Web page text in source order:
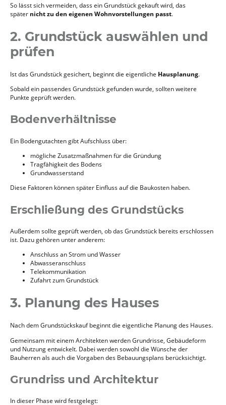
So lässt sich vermeiden, dass ein Grundstück gekauft wird, das
später nicht zu den eigenen Wohnvorstellungen passt.
2. Grundstück auswählen und
prüfen
Ist das Grundstück gesichert, beginnt die eigentliche Hausplanung.
Sobald ein passendes Grundstück gefunden wurde, sollten weitere
Punkte geprüft werden.
Bodenverhältnisse
Ein Bodengutachten gibt Aufschluss über:
mögliche Zusatzmaßnahmen für die Gründung
Tragfähigkeit des Bodens
Grundwasserstand
Diese Faktoren können später Einfluss auf die Baukosten haben.
Erschließung des Grundstücks
Außerdem sollte geprüft werden, ob das Grundstück bereits erschlossen
ist. Dazu gehören unter anderem:
Anschluss an Strom und Wasser
Abwasseranschluss
Telekommunikation
Zufahrt zum Grundstück
3. Planung des Hauses
Nach dem Grundstückskauf beginnt die eigentliche Planung des Hauses.
Gemeinsam mit einem Architekten werden Grundrisse, Gebäudeform
und Nutzung entwickelt. Dabei werden sowohl die Wünsche der
Bauherren als auch die Vorgaben des Bebauungsplans berücksichtigt.
Grundriss und Architektur
In dieser Phase wird festgelegt: